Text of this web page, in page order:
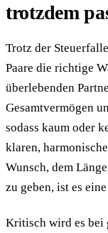
trotzdem
Trotz der
Paare die richtige
überlebenden
Gesamtvermögen
sodass kaum oder
klaren,
Wunsch, dem
zu geben, ist es
Kritisch wird es bei